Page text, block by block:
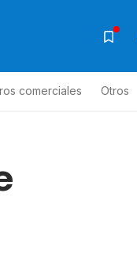
comerciales Otros